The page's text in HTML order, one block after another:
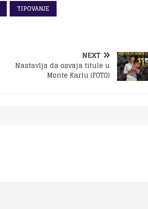
TIPOVANJE
NEXT
Nastavlja da osvaja titule u
Monte Karlu (FOTO)